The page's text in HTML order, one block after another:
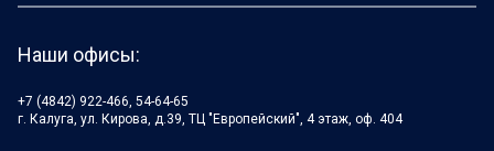
Наши офисы:
+7 (4842) 922-466, 54-64-65
г. Калуга, ул. Кирова, д.39, ТЦ "Европейский", 4 этаж, оф. 404